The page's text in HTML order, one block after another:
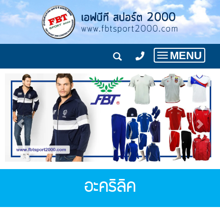
Toggle
navigation
MENU
อะคริลิค